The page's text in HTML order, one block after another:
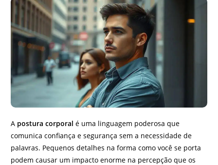
A postura corporal é uma linguagem poderosa que
comunica confiança e segurança sem a necessidade de
palavras. Pequenos detalhes na forma como você se porta
podem causar um impacto enorme na percepção que os